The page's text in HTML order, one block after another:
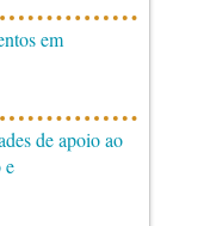
em
de apoio ao
e